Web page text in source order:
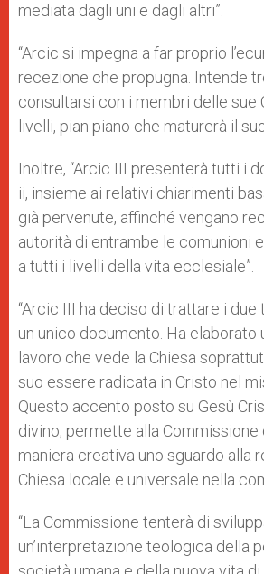
mediata dagli uni e dagli altri”.
“Arcic si impegna a far proprio
recezione che propugna. Intende
consultarsi con i membri delle sue
livelli, pian piano che maturerà il
Inoltre, “Arcic III presenterà tutti i
ii, insieme ai relativi chiarimenti
già pervenute, affinché vengano
autorità di entrambe le comunioni
a tutti i livelli della vita ecclesiale”.
“Arcic III ha deciso di trattare i due
un unico documento. Ha elaborato
lavoro che vede la Chiesa
suo essere radicata in Cristo nel
Questo accento posto su Gesù
divino, permette alla Commissione
maniera creativa uno sguardo alla
Chiesa locale e universale nella
“La Commissione tenterà di
un’interpretazione teologica della